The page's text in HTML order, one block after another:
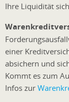
Ihre Liquidität
einer
absichern und
Kommt es zum
Infos zur